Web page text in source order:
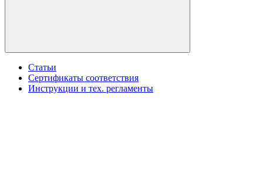
Статьи
Сертификаты соответствия
Инструкции и тех. регламенты